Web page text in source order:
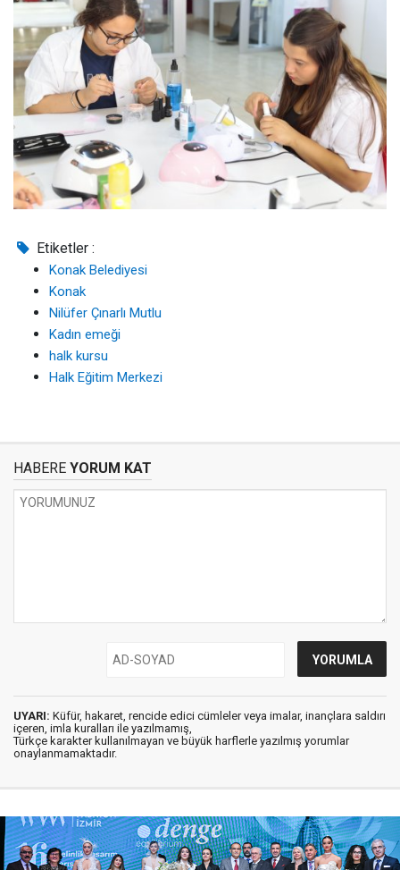
Etiketler :
Konak Belediyesi
Konak
Nilüfer Çınarlı Mutlu
Kadın emeği
halk kursu
Halk Eğitim Merkezi
HABERE YORUM KAT
UYARI: Küfür, hakaret, rencide edici cümleler veya imalar, inançlara saldırı
içeren, imla kuralları ile yazılmamış,
Türkçe karakter kullanılmayan ve büyük harflerle yazılmış yorumlar
onaylanmamaktadır.